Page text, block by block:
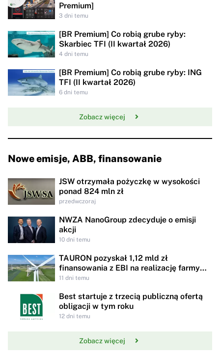
Premium]
3 dni temu
[BR Premium] Co robią grube ryby:
Skarbiec TFI (II kwartał 2026)
4 dni temu
[BR Premium] Co robią grube ryby: ING
TFI (II kwartał 2026)
6 dni temu
Zobacz więcej
Nowe emisje, ABB, finansowanie
JSW otrzymała pożyczkę w wysokości
ponad 824 mln zł
przedwczoraj
NWZA NanoGroup zdecyduje o emisji
akcji
10 dni temu
TAURON pozyskał 1,12 mld zł
finansowania z EBI na realizację farmy
wiatrowej w Miejskiej Górce
11 dni temu
Best startuje z trzecią publiczną ofertą
obligacji w tym roku
12 dni temu
Zobacz więcej